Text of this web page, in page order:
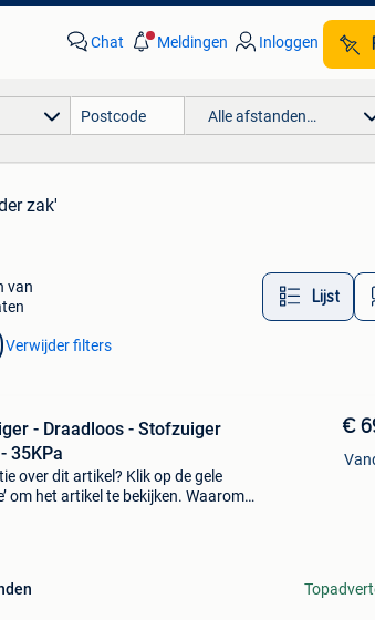
Chat Meldingen Inloggen
Alle afstanden…
zak'
van
Lijst
Verwijder filters
- Draadloos - Stofzuiger
35KPa
over dit artikel? Klik op de gele
om het artikel te bekijken. Waarom
€